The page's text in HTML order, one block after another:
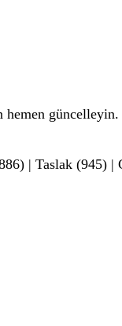
hemen güncelleyin.
| Taslak (945)